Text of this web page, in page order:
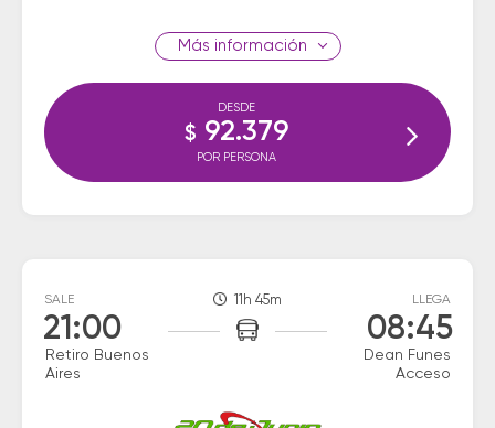
información
DESDE
$ 92.379
POR PERSONA
SALE
21:00
Retiro Buenos
Aires
11h 45m LLEGA
08:45
Dean Funes
Acceso